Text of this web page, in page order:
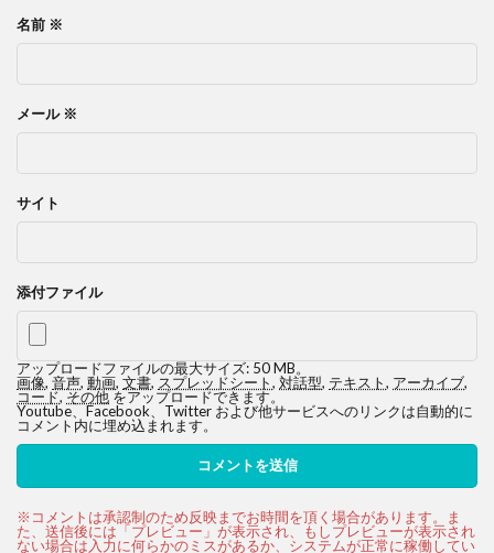
名前 ※
メール ※
サイト
添付ファイル
アップロードファイルの最大サイズ: 50 MB。
画像, 音声, 動画, 文書, スプレッドシート, 対話型, テキスト, アーカイブ,
コード,その他をアップロードできます。
Youtube、Facebook、Twitter および他サービスへのリンクは自動的に
コメント内に埋め込まれます。